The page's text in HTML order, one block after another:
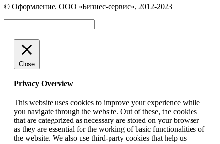
Вконтакте
открывается
в
новом
окне
WhatsApp
открывается
в
новом
окне
Telegram
открывается
в
новом
окне
© Оформление. ООО «Бизнес-сервис», 2012-2023
Close
Privacy Overview
This website uses cookies to improve your experience while
you navigate through the website. Out of these, the cookies
that are categorized as necessary are stored on your browser
as they are essential for the working of basic functionalities of
the website. We also use third-party cookies that help us